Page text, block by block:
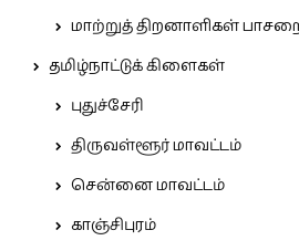
மாற்றுத் திறனாளிகள்
தமிழ்நாட்டுக் கிளைகள்
புதுச்சேரி
திருவள்ளூர் மாவட்டம்
சென்னை மாவட்டம்
காஞ்சிபுரம்